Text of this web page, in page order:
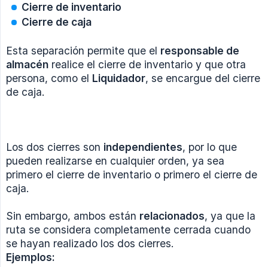
Cierre de inventario
Cierre de caja
Esta separación permite que el responsable de
almacén realice el cierre de inventario y que otra
persona, como el Liquidador, se encargue del cierre
de caja.
Los dos cierres son independientes, por lo que
pueden realizarse en cualquier orden, ya sea
primero el cierre de inventario o primero el cierre de
caja.
Sin embargo, ambos están relacionados, ya que la
ruta se considera completamente cerrada cuando
se hayan realizado los dos cierres.
Ejemplos: